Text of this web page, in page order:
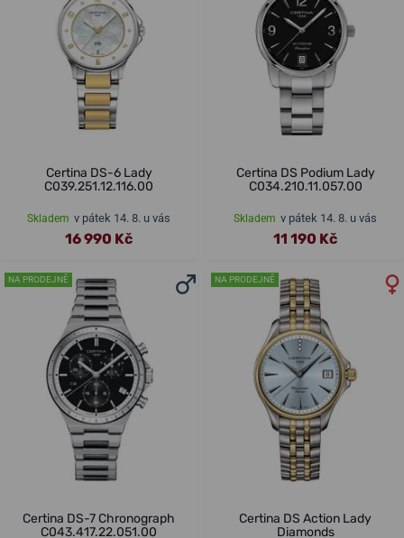
Certina DS-6 Lady
C039.251.12.116.00
Skladem v pátek 14. 8. u vás
16 990 Kč
Certina DS Podium Lady
C034.210.11.057.00
Skladem v pátek 14. 8. u vás
11 190 Kč
NA PRODEJNĚ
Certina DS-7 Chronograph
C043.417.22.051.00
NA PRODEJNĚ
Certina DS Action Lady
Diamonds